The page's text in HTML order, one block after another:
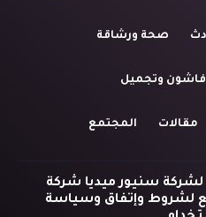
صحة ورشاقة
فاشون وتجميل
مقالات المجتمع
سنيور ميديا شركة
لشروط وإتفاق وسياسة